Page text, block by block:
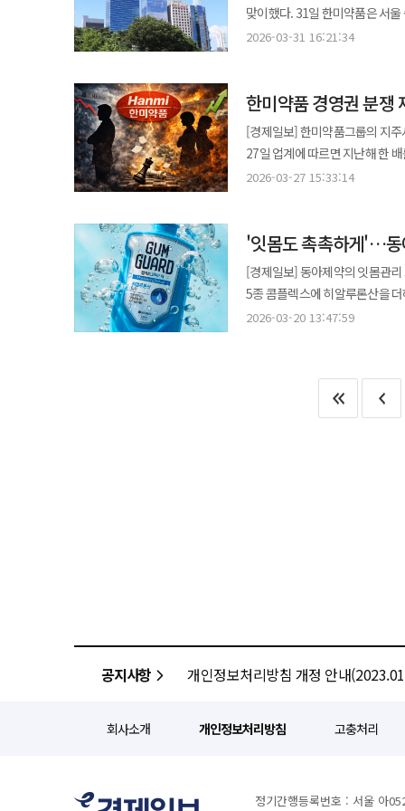
더진한 서리태 무가당 99.9’, ‘완전두유 더진한 국산
소개를 넘어 건강한 식습관과
프로그램에 참여한다. 대원제약
진행하며 밀착 지원을 이어갈 계획이다. 서울바이오허브는 입주 지원을 비롯해 액셀러레이터 연계,
바탕으로 선정 기업들이 글로벌
한미사이언스, 첫 ESG 보고서 발간…그룹 통합 관리체계 구
지주사를 중심으로 한 통합 ESG 관리 체계를 본격
온라인팜 등을 포함해 그룹 전
미치는 영향과 재무적 영향을 함께 고
12개 핵심 이슈를 선정하고 △
설정했다. 각 이슈별로 리스크 관
그룹은 ESG경영위원회를 중심
안전보건 체계 고도화 △윤리경영 정착
2025년 기준 EcoVadis 평가에
검증하고 지속적인 품질 관리를 통해 신뢰도를 높였다. 복용은 하루
노스카나겔 캠페인 론칭…원희 모델 발탁 동아제약은 여드름 흉터치료제 ‘노스카나겔
공개했다고 22일 밝혔다. 이번 캠페인은 ‘지금도 누군가는 좋아지고 있다’를 메인 카피로 내세워 꾸준한 흉터 관리의
중요성을 강조했다. 여드름 흉터 관
모델로는 걸그룹 아일릿의 원희
친밀도를 높인다는 전략이다. 광고는 ‘약으로 치료하라’는 기존 메시지를 유지하면서 ‘매일매일 꼬박꼬박’이라는 표현을
방송 콘셉트로 자연스러운 연출
전문성과 신뢰성을 강조했다. 노스카나겔은 일반의약품으로 약국에서 구매할 수 있으며 헤파린나트륨, 알란토인,
덱스판테놀을 함유해 흉터 재생을 돕는 제품이다. 동아제약 관계자는 “여
소비자들이 제품을 보다 친숙하
한미사이언스는 그룹 전체의 방
제이브이엠, 온라인팜 등 계열사 간 협력을 강
혁신성장, 지속성장, 미래성장, 성장지원
‘기술은 한미사이언스가 담당하
양사는 동반 성장하는 구조를 갖추고 있다. 한미사이언스 관계자는 “한미사이언스는 지주
주요 제품들을 최대 73% 할인된
할인 쿠폰을 제공한다. 특히 동국제약 건강몰 누적 회원 수 10만명 돌파를 기념해 합리적인 가격뿐만 아니라 구매
5월 가정의 달을 맞아 할인 프
‘메노락토 프로바이오틱스’를
증정하며 쿠폰 할인과 네이버페이 포인트 적립 혜택도 제공
활용한 건강기능식품 ‘인지코어
고기능성 소재 개발을 통해 제품 차별화를 추진한다는 계획
이벤트를 통해 추가 제품 증정도
컨슈머헬스케어 영역 확장을 지
맞이했다. 31일 한미약품은 서울 송파구 한미타워에서 개최된 제16기 정기주주총회에서 황상연 HB인베스트먼트
프라이빗에쿼티(PE) 대표를 사내이
대표를 거치며 자본시장에서의
대표로 앉힌 것은 이번이 처음이다. 하지만 이날 주총의 주인공은 황 대표보다 ‘떠나는 이’와 ‘남은 이’들의 갈등이었다.
당초 재선임이 점쳐졌던 박재현
그룹 회장의 전폭적인 지지를
결국 중도 하차했다. 이번 주주총회에서는 경영진 교체와 함께 주요 주주 간 지분 구조 변화에도 관심이 모였다. 이번
징후가 곳곳에서 포착되고 있다.
끌어올렸다. 이는 송 회장 측 지
의미한다. 업계에서는 송 회장이 박 전 대표에 대해 지지를 표명했음에도 불구하고 인사가 강행된 점을 미뤄 볼 때 신
회장이 더 이상 모녀 측의 조력
지주사인 한미사이언스 주총에
손을 들어주며 분쟁이 종식되는
사모펀드인 라데팡스가 이사회에 진
2026-03-31 16:21:34
한미약품 경영권 분
[경제일보] 한미약품그룹의 지
27일 업계에 따르면 지난해 한
깊어지면서 이번 주총은 양측의 세 대결을 확인
차기 한미약품 대표로 내정된 황
창사 이래 첫 외부 출신 대표이사 시대를 맞이하게 된다. 황 대표의
긴장 관계와 맞닿아 있다. 그동안 신동국 회장은
요구를 둘러싼 논의부터 한미
입장 차이를 드러냈다. 여기에
간 것으로 평가된다. 이미 두 사
지분을 담보로 교환사채를 발
2026-03-27 15:33:14
'잇몸도 촉촉하게'…동
[경제일보] 동아제약의 잇몸관리 브
5종 콤플렉스에 히알루론산을
유효 성분의 잇몸 밀착력을 높였다. 연세대학교 치과대학병원 인체적용시험에서 잇몸 염증과 출혈 감소 효과가
선보이겠다”고 말했다. 제품은 디몰과 네이버 스토어에서 구매 가능하며 4월부터 마켓컬리에서도 판매될 예정이다. ◆
광동제약, 해남 초당옥수수 담은 ‘광동 초당옥수수차’ 선봬 광
초당옥수수차’를 CU 편의점에서 단독 출시했다고 20일
통째로 갈아 만든 전두유 공법으
제품이면서도 맛 경쟁력까지 인
2026-03-20 13:47:59
공지사항 개인정보처리방침 개정 안내
회사소개 개인정보처리방침 고충처리
정기간행등록번호 : 서울 아